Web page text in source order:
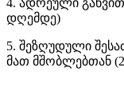
დღემდე)
5. შეზღუდული
მათ მშობლებთან